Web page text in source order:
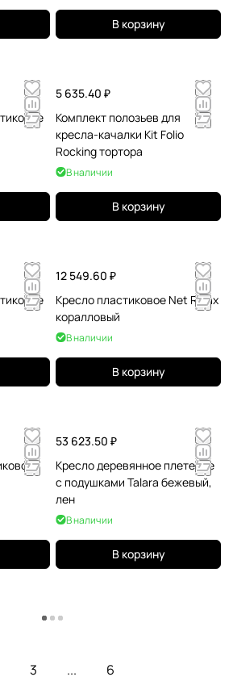
В корзину
5 635.40 ₽
Комплект полозьев для
кресла-качалки Kit Folio
Rocking тортора
В наличии
В корзину
12 549.60 ₽
Кресло пластиковое Net Relax
коралловый
В наличии
В корзину
53 623.50 ₽
Кресло деревянное плетеное
с подушками Talara бежевый,
лен
В наличии
В корзину
Загрузить еще
3 ... 6